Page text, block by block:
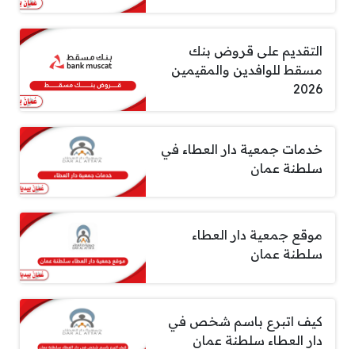
التقديم على قروض بنك
مسقط للوافدين والمقيمين
2026
خدمات جمعية دار العطاء في
سلطنة عمان
موقع جمعية دار العطاء
سلطنة عمان
كيف اتبرع باسم شخص في
دار العطاء سلطنة عمان